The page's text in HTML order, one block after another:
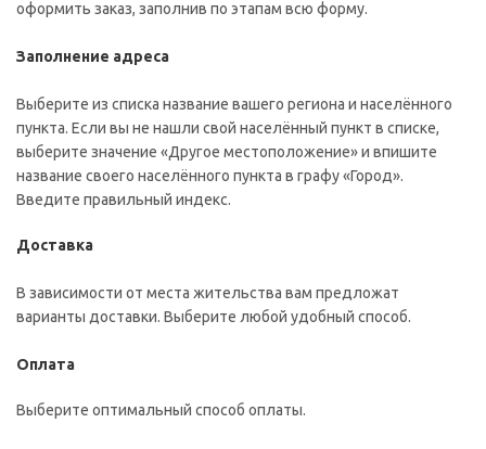
оформить заказ, заполнив по этапам всю форму.
Заполнение адреса
Выберите из списка название вашего региона и населённого
пункта. Если вы не нашли свой населённый пункт в списке,
выберите значение «Другое местоположение» и впишите
название своего населённого пункта в графу «Город».
Введите правильный индекс.
Доставка
В зависимости от места жительства вам предложат
варианты доставки. Выберите любой удобный способ.
Оплата
Выберите оптимальный способ оплаты.